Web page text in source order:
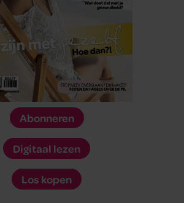
Abonneren
Digitaal lezen
Los kopen